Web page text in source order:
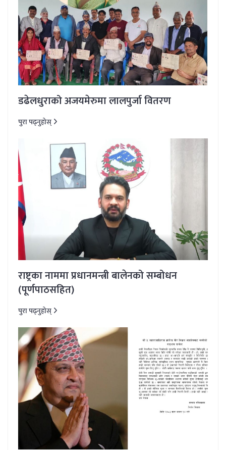
डढेलधुराको अजयमेरुमा लालपुर्जा वितरण
पुरा पढ्नुहोस्
राष्ट्रका नाममा प्रधानमन्त्री बालेनको सम्बोधन
(पूर्णपाठसहित)
पुरा पढ्नुहोस्